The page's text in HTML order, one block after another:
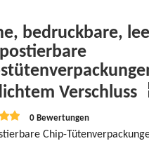
bedruckbare,
Verschluss
0 Bewertungen
Chip-